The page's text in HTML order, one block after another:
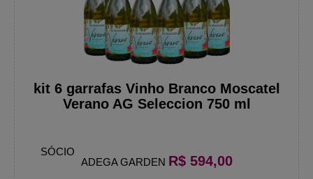
kit 6 garrafas Vinho Branco Moscatel
Verano AG Seleccion 750 ml
SÓCIO
ADEGA GARDEN R$ 594,00